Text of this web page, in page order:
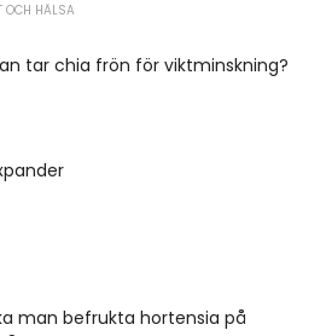
OCH HÄLSA
tar chia frön för viktminskning?
man befrukta hortensia på